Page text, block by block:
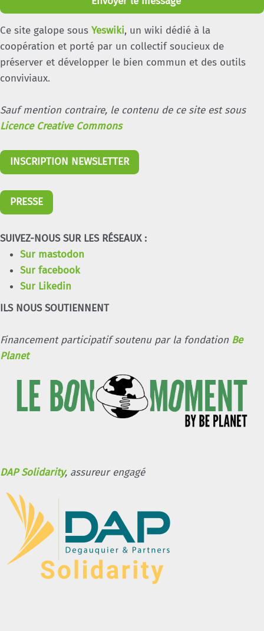
Ce site galope sous Yeswiki, un wiki dédié à la
coopération et porté par un collectif soucieux de
préserver et développer le bien commun et des outils
conviviaux.
Sauf mention contraire, le contenu de ce site est sous
Licence Creative Commons
INSCRIPTION NEWSLETTER
PRESSE
SUIVEZ-NOUS SUR LES RÉSEAUX :
Sur mastodon
Sur facebook
Sur Likedin
ILS NOUS SOUTIENNENT
Financement participatif soutenu par la fondation Be
Planet
DAP Solidarity, assureur engagé